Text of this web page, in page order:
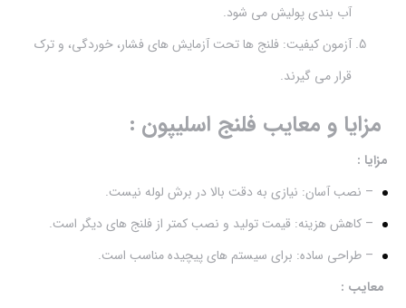
آب بندی پولیش می شود.
آزمون کیفیت: فلنج ها تحت آزمایش های فشار، خوردگی، و ترک
قرار می گیرند.
مزایا و معایب فلنج اسلیپون :
مزایا :
– نصب آسان: نیازی به دقت بالا در برش لوله نیست.
– کاهش هزینه: قیمت تولید و نصب کمتر از فلنج های دیگر است.
– طراحی ساده: برای سیستم های پیچیده مناسب است.
معایب :